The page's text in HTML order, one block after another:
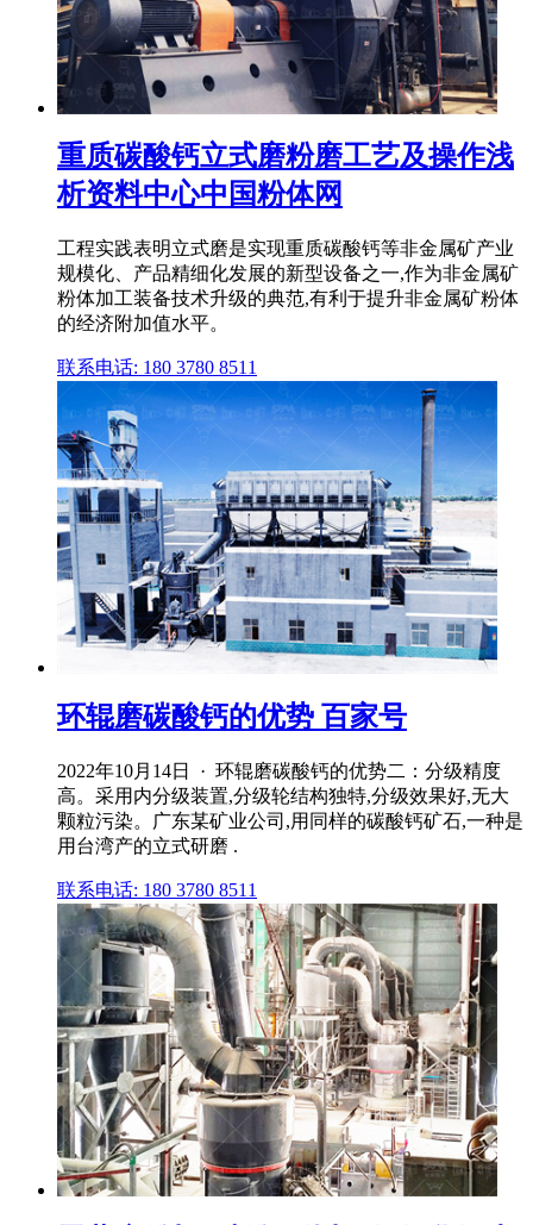
重质碳酸钙立式磨粉磨工艺及操作浅
析资料中心中国粉体网
工程实践表明立式磨是实现重质碳酸钙等非金属矿产业
规模化、产品精细化发展的新型设备之一,作为非金属矿
粉体加工装备技术升级的典范,有利于提升非金属矿粉体
的经济附加值水平。
联系电话: 180 3780 8511
环辊磨碳酸钙的优势 百家号
2022年10月14日 · 环辊磨碳酸钙的优势二：分级精度
高。采用内分级装置,分级轮结构独特,分级效果好,无大
颗粒污染。广东某矿业公司,用同样的碳酸钙矿石,一种是
用台湾产的立式研磨 .
联系电话: 180 3780 8511